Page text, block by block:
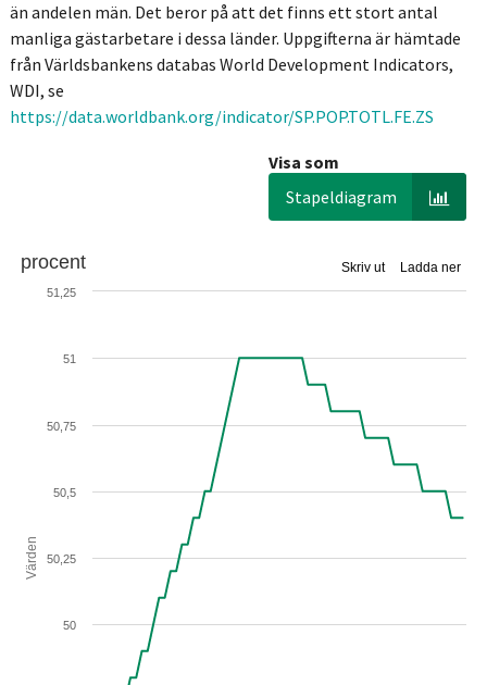
än andelen män. Det beror på att det finns ett stort antal
manliga gästarbetare i dessa länder. Uppgifterna är hämtade
från Världsbankens databas World Development Indicators,
WDI, se
https://data.worldbank.org/indicator/SP.POP.TOTL.FE.ZS
Visa som
Stapeldiagram
Ladda ner
Skriv ut
Värden
procent
50
50,25
50,5
50,75
51
51,25